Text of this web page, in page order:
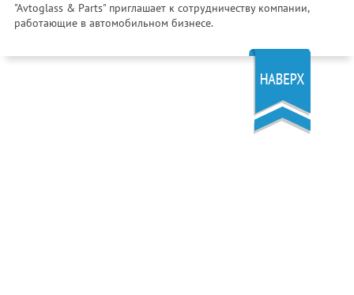
"Avtoglass & Parts" приглашает к сотрудничеству компании,
работающие в автомобильном бизнесе.